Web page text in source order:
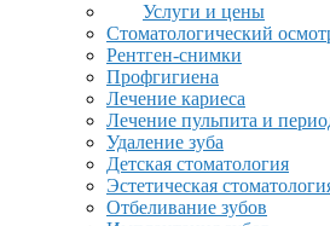
Услуги и цены
Стоматологический
Рентген-снимки
Профгигиена
Лечение кариеса
Лечение пульпита и
Удаление зуба
Детская стоматология
Эстетическая
Отбеливание зубов